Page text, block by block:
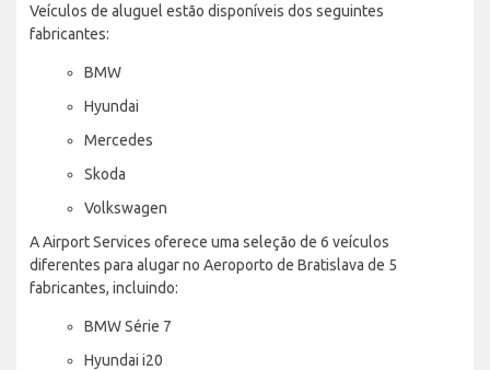
Veículos de aluguel estão disponíveis dos seguintes
fabricantes:
BMW
Hyundai
Mercedes
Skoda
Volkswagen
A Airport Services oferece uma seleção de 6 veículos
diferentes para alugar no Aeroporto de Bratislava de 5
fabricantes, incluindo:
BMW Série 7
Hyundai i20